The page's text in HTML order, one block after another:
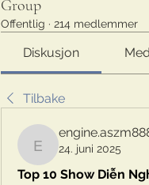
Group
Offentlig · 214 medlemmer
Diskusjon
Tilbake
engine.aszm888
24. juni 2025
Top 10 Show Diễn